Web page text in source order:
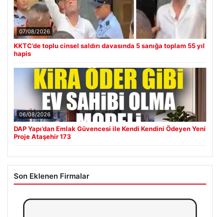
07/08/2026
KKTC’de toplu cinsel saldırı davasında 5 sanığa toplam 55 yıl
hapis
06/08/2026
DAP Yapı’dan Emlak Güvencesi ile Kendi Kendini Ödeyen Yeni
Proje Ataşehir 173
Son Eklenen Firmalar